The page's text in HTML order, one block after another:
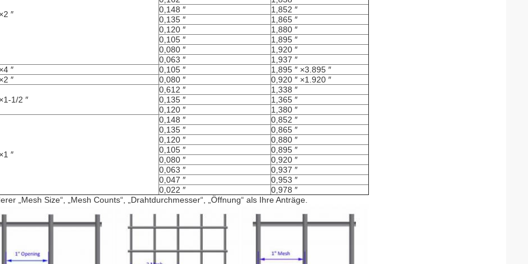
″
0,148 ″
1,852 ″
0,135 ″
1,865 ″
0,120 ″
1,880 ″
0,105 ″
1,895 ″
0,080 ″
1,920 ″
0,063 ″
1,937 ″
″
0,105 ″
1,895 ″ ×3.895 ″
″
0,080 ″ 0,920 ″ ×1.920 ″
1/2 ″
0,612 ″
1,338 ″
0,135 ″
1,365 ″
0,120 ″
1,380 ″
″
0,148 ″
0,852 ″
0,135 ″
0,865 ″
0,120 ″
0,880 ″
0,105 ″
0,895 ″
0,080 ″
0,920 ″
0,063 ″
0,937 ″
0,047 ″
0,953 ″
0,022 ″
0,978 ″
„Mesh Size“, „Mesh Counts“, „Drahtdurchmesser“, „Öffnung“ als Ihre Anträge.